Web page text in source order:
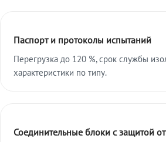
Паспорт и протоколы испытаний
Перегрузка до 120 %, срок службы
характеристики по типу.
Соединительные блоки с защитой